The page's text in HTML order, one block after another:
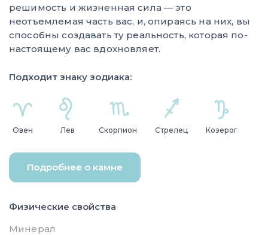
решимость и жизненная сила — это
неотъемлемая часть вас, и, опираясь на них, вы
способны создавать ту реальность, которая по-
настоящему вас вдохновляет.
Подходит знаку зодиака:
Овен Лев Скорпион Стрелец Козерог
Подробнее о камне
Физические свойства
Минерал